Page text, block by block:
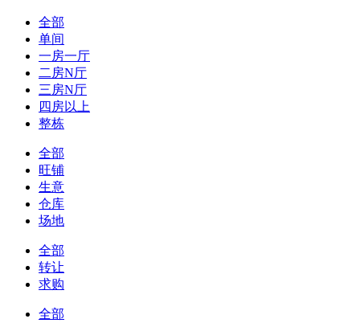
全部
单间
一房一厅
二房N厅
三房N厅
四房以上
整栋
全部
旺铺
生意
仓库
场地
全部
转让
求购
全部